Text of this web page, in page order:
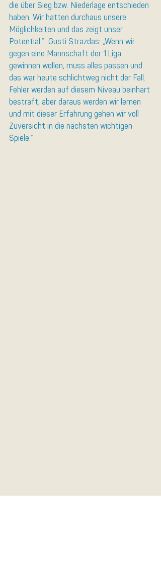
die über Sieg bzw. Niederlage entschieden
haben. Wir hatten durchaus unsere
Möglichkeiten und das zeigt unser
Potential.“  Gusti Strazdas: „Wenn wir
gegen eine Mannschaft der 1.Liga
gewinnen wollen, muss alles passen und
das war heute schlichtweg nicht der Fall.
Fehler werden auf diesem Niveau beinhart
bestraft, aber daraus werden wir lernen
und mit dieser Erfahrung gehen wir voll
Zuversicht in die nächsten wichtigen
Spiele.“